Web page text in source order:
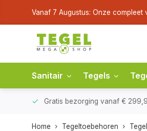
Vanaf 7 Augustus: Onze
Sanitair Tegels
Gratis bezorging vanaf €
Home Tegeltoebehoren